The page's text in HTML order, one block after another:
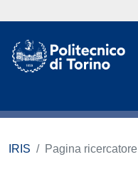
IRIS Pagina ricercatore